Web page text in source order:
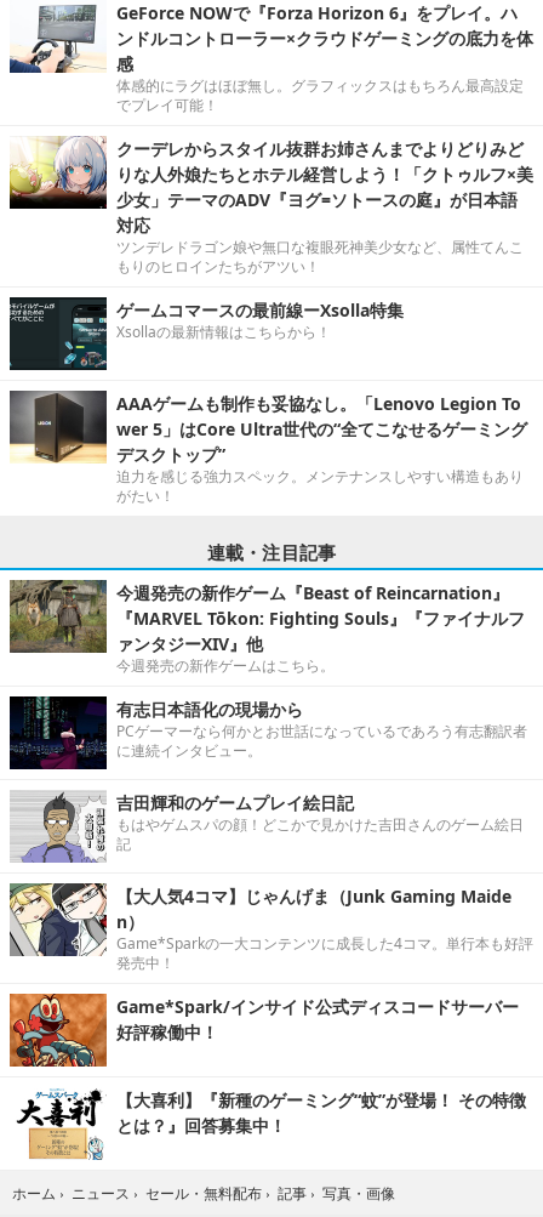
GeForce NOWで『Forza Horizon 6』をプレイ。ハ
ンドルコントローラー×クラウドゲーミングの底力を体
感
体感的にラグはほぼ無し。グラフィックスはもちろん最高設定
でプレイ可能！
クーデレからスタイル抜群お姉さんまでよりどりみど
りな人外娘たちとホテル経営しよう！「クトゥルフ×美
少女」テーマのADV『ヨグ=ソトースの庭』が日本語
対応
ツンデレドラゴン娘や無口な複眼死神美少女など、属性てんこ
もりのヒロインたちがアツい！
ゲームコマースの最前線ーXsolla特集
Xsollaの最新情報はこちらから！
AAAゲームも制作も妥協なし。「Lenovo Legion To
wer 5」はCore Ultra世代の“全てこなせるゲーミング
デスクトップ”
迫力を感じる強力スペック。メンテナンスしやすい構造もあり
がたい！
連載・注目記事
今週発売の新作ゲーム『Beast of Reincarnation』
『MARVEL Tōkon: Fighting Souls』『ファイナルフ
ァンタジーXIV』他
今週発売の新作ゲームはこちら。
有志日本語化の現場から
PCゲーマーなら何かとお世話になっているであろう有志翻訳者
に連続インタビュー。
吉田輝和のゲームプレイ絵日記
もはやゲムスパの顔！どこかで見かけた吉田さんのゲーム絵日
記
【大人気4コマ】じゃんげま（Junk Gaming Maide
n）
Game*Sparkの一大コンテンツに成長した4コマ。単行本も好評
発売中！
Game*Spark/インサイド公式ディスコードサーバー
好評稼働中！
【大喜利】『新種のゲーミング“蚊”が登場！ その特徴
とは？』回答募集中！
ホーム › ニュース › セール・無料配布 › 記事 › 写真・画像